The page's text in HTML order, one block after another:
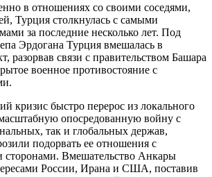
в отношениях со своими соседями,
Турция столкнулась с самыми
за последние несколько лет. Под
Эрдогана Турция вмешалась в
разорвав связи с правительством Башара
военное противостояние с
кризис быстро перерос из локального
опосредованную войну с
так и глобальных держав,
подорвать ее отношения с
сторонами. Вмешательство Анкары
России, Ирана и США, поставив